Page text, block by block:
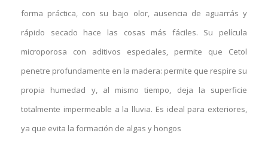
forma práctica, con su bajo olor, ausencia de aguarrás y
rápido secado hace las cosas más fáciles. Su película
microporosa con aditivos especiales, permite que Cetol
penetre profundamente en la madera: permite que respire su
propia humedad y, al mismo tiempo, deja la superficie
totalmente impermeable a la lluvia. Es ideal para exteriores,
ya que evita la formación de algas y hongos